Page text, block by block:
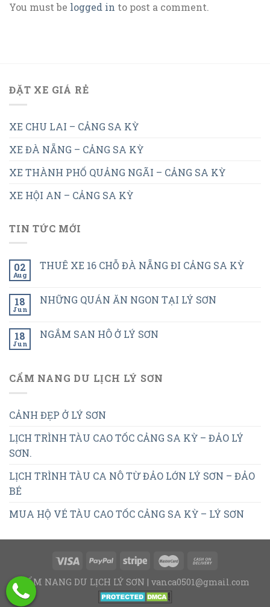
You must be logged in to post a comment.
ĐẶT XE GIÁ RẺ
XE CHU LAI – CẢNG SA KỲ
XE ĐÀ NẴNG – CẢNG SA KỲ
XE THÀNH PHỐ QUẢNG NGÃI – CẢNG SA KỲ
XE HỘI AN – CẢNG SA KỲ
TIN TỨC MỚI
02
Aug
THUÊ XE 16 CHỖ ĐÀ NẴNG ĐI CẢNG SA KỲ
18
Jun
NHỮNG QUÁN ĂN NGON TẠI LÝ SƠN
18
Jun
NGẮM SAN HÔ Ở LÝ SƠN
CẨM NANG DU LỊCH LÝ SƠN
CẢNH ĐẸP Ở LÝ SƠN
LỊCH TRÌNH TÀU CAO TỐC CẢNG SA KỲ – ĐẢO LÝ
SƠN.
LỊCH TRÌNH TÀU CA NÔ TỪ ĐẢO LỚN LÝ SƠN – ĐẢO
BÉ
MUA HỘ VÉ TÀU CAO TỐC CẢNG SA KỲ – LÝ SƠN
CẨM NANG DU LỊCH LÝ SƠN | vanca0501@gmail.com